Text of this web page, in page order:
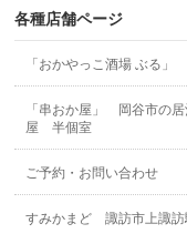
各種店舗ページ
「おかやっこ酒場 ぶる
「串おか屋」 岡谷市の
屋 半個室
ご予約・お問い合わせ
すみかまど 諏訪市上諏訪